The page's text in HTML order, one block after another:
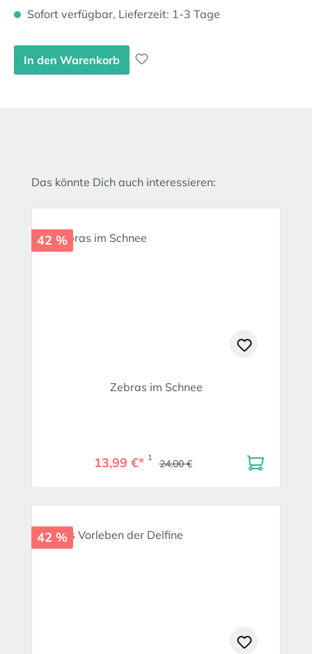
Sofort verfügbar, Lieferzeit: 1-3 Tage
In den Warenkorb
Produktgalerie überspringen
Das könnte Dich auch interessieren:
42 %
Zebras im Schnee
13,99 €* 1 24,00 €
42 %